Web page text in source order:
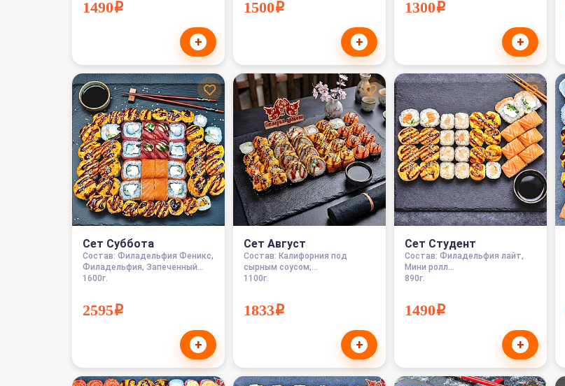
1490i
+
1500i
+
1300i
+
Сет Суббота
Состав: Филадельфия Феникс,
Филадельфия, Запеченный...
1600г.
2595i
+
Сет Август
Состав: Калифорния под
сырным соусом;...
1100г.
1833i
+
Сет Студент
Состав: Филадельфия лайт,
Мини ролл...
890г.
1490i
+